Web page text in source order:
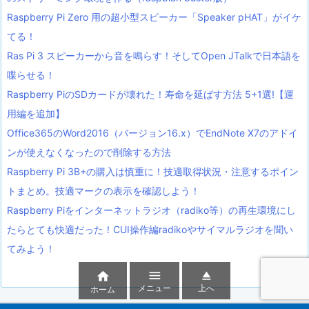
Raspberry Pi Zero 用の超小型スピーカー「Speaker pHAT」がイケ
てる！
Ras Pi 3 スピーカーから音を鳴らす！そしてOpen JTalkで日本語を
喋らせる！
Raspberry PiのSDカードが壊れた！寿命を延ばす方法 5+1選!【運
用編を追加】
Office365のWord2016（バージョン16.x）でEndNote X7のアドイ
ンが使えなくなったので削除する方法
Raspberry Pi 3B+の購入は慎重に！技適取得状況・注意するポイン
トまとめ。技適マークの表示を確認しよう！
Raspberry Piをインターネットラジオ（radiko等）の再生環境にし
たらとても快適だった！CUI操作編radikoやサイマルラジオを聞い
てみよう！

ホーム

メニュー

上へ